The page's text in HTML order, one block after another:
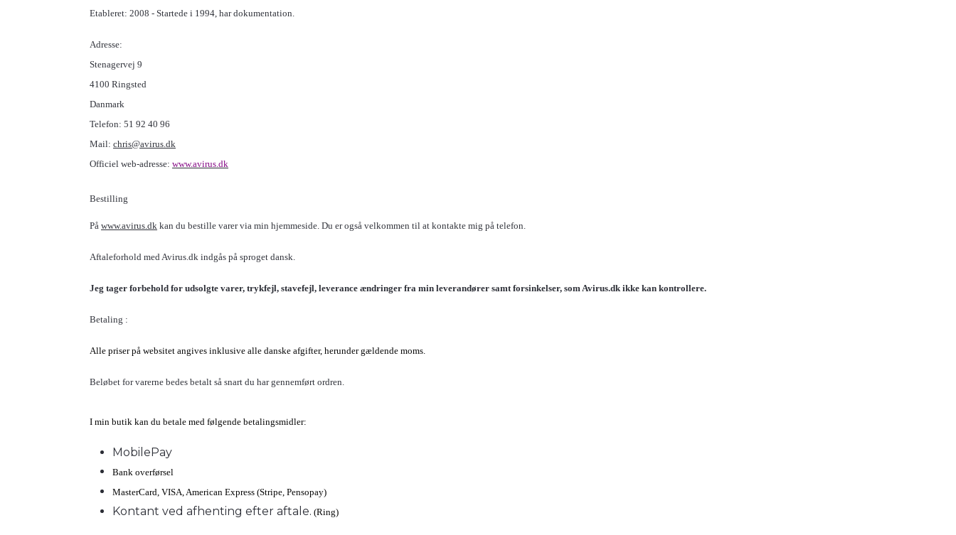
Etableret: 2008 - Startede i 1994, har dokumentation.
Adresse:
Stenagervej 9
4100 Ringsted
Danmark
Telefon: 51 92 40 96
Mail: chris@avirus.dk
Officiel web-adresse: www.avirus.dk
Bestilling
På www.avirus.dk kan du bestille varer via min hjemmeside. Du er også velkommen til at kontakte mig på telefon.
Aftaleforhold med Avirus.dk indgås på sproget dansk.
Jeg tager forbehold for udsolgte varer, trykfejl, stavefejl, leverance ændringer fra min leverandører samt forsinkelser, somAvirus.dk ikke kan kontrollere.
Betaling :
Alle priser på websitet angives inklusive alle danske afgifter, herunder gældende moms.
Beløbet for varerne bedes betalt så snart du har gennemført ordren.
I min butik kan du betale med følgende betalingsmidler:
MobilePay
Bank overførsel
MasterCard, VISA, American Express (Stripe, Pensopay)
Kontant ved afhenting efter aftale. (Ring)